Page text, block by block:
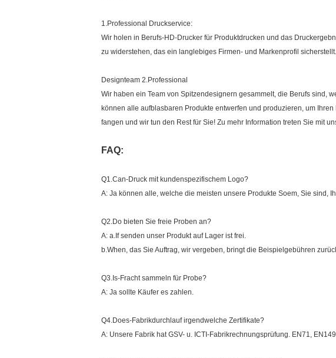
1.Professional Druckservice:
Wir holen in Berufs-HD-Drucker für Produktdrucken und das
zu widerstehen, das ein langlebiges Firmen- und Markenprofil sicherstellt.
Designteam 2.Professional
Wir haben ein Team von Spitzendesignern gesammelt, die Berufs sind,
können alle aufblasbaren Produkte entwerfen und produzieren, um
fangen und wir tun den Rest für Sie! Zu mehr Information treten Sie mit
FAQ:
Q1.Can-Druck mit kundenspezifischem Logo?
A: Ja können alle, welche die meisten unsere Produkte Soem, Sie sind,
Q2.Do bieten Sie freie Proben an?
A: a.If senden unser Produkt auf Lager ist frei.
b.When, das Sie Auftrag, wir vergeben, bringt die Beispielgebühren
Q3.Is-Fracht sammeln für Probe?
A: Ja sollte Käufer es zahlen.
Q4.Does-Fabrikdurchlauf irgendwelche Zertifikate?
A: Unsere Fabrik hat GSV- u. ICTI-Fabrikrechnungsprüfung. EN71,